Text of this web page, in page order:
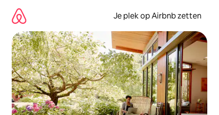
direct
naar
inhoud
Je plek op Airbnb zetten